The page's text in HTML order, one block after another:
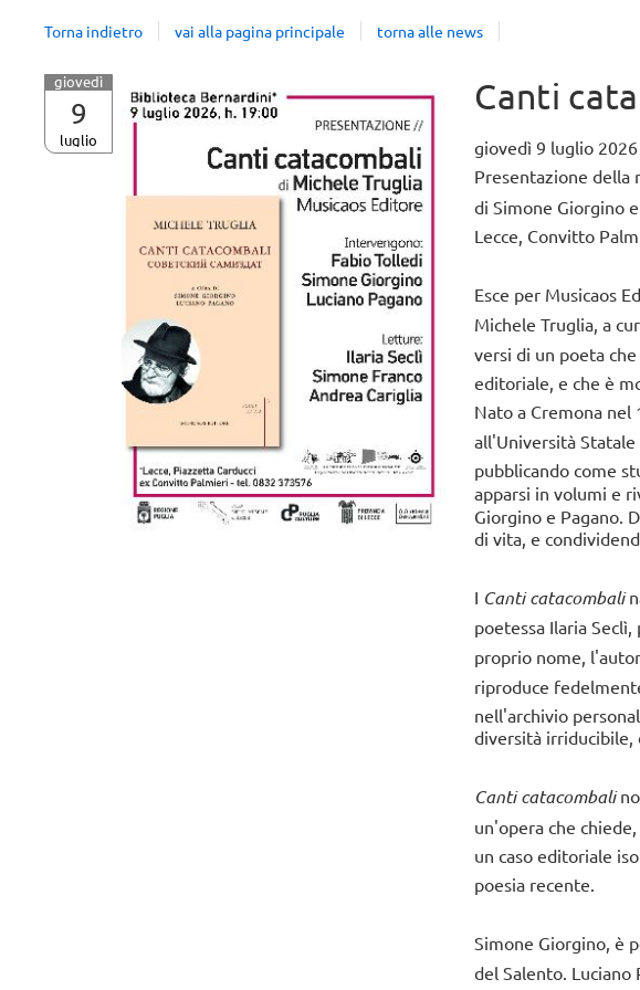
Torna indietro vai alla pagina principale torna alle news
giovedì
9
luglio
Canti
giovedì 9 luglio 2026
Presentazione della
di Simone Giorgino
Lecce, Convitto
Esce per Musicaos
Michele Truglia, a
versi di un poeta
editoriale, e che è
Nato a Cremona nel
all'Università
pubblicando come
apparsi in volumi e
Giorgino e Pagano.
di vita, e
I Canti catacombali
poetessa Ilaria
proprio nome,
riproduce
nell'archivio
diversità irriducibile,
Canti catacombali
un'opera che
un caso editoriale
poesia recente.
Simone Giorgino, è
del Salento.